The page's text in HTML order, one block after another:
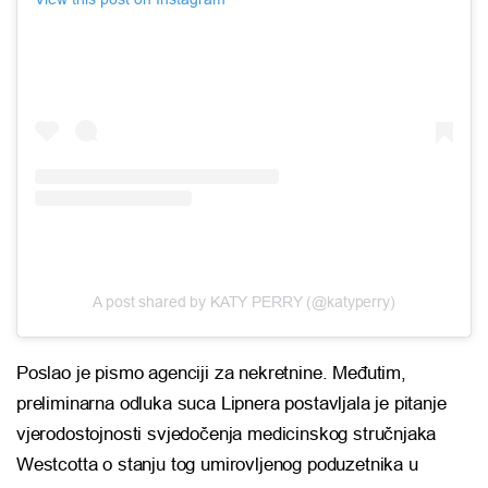
A post shared by KATY PERRY (@katyperry)
Poslao je pismo agenciji za nekretnine. Međutim,
preliminarna odluka suca Lipnera postavljala je pitanje
vjerodostojnosti svjedočenja medicinskog stručnjaka
Westcotta o stanju tog umirovljenog poduzetnika u